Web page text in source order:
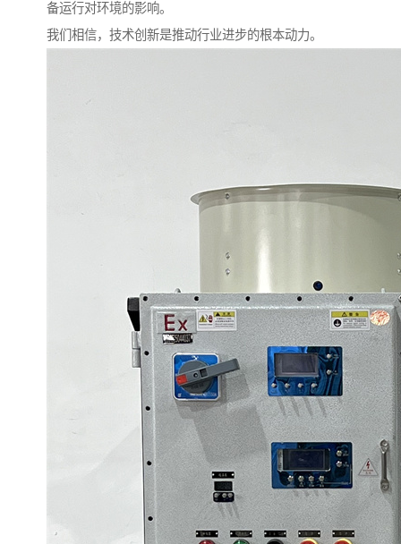
备运行对环境的影响。
我们相信，技术创新是推动行业进步的根本动力。